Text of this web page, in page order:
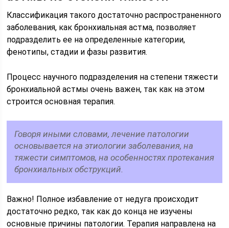
Классификация такого достаточно распространенного
заболевания, как бронхиальная астма, позволяет
подразделить ее на определенные категории,
фенотипы, стадии и фазы развития.
Процесс научного подразделения на степени тяжести
бронхиальной астмы очень важен, так как на этом
строится основная терапия.
Говоря иными словами, лечение патологии
основывается на этиологии заболевания, на
тяжести симптомов, на особенностях протекания
бронхиальных обструкций.
Важно! Полное избавление от недуга происходит
достаточно редко, так как до конца не изучены
основные причины патологии. Терапия направлена на